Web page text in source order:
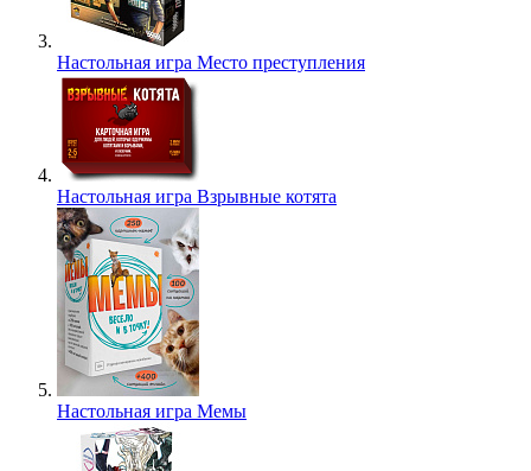
Настольная игра Место преступления
Настольная игра Взрывные котята
Настольная игра Мемы